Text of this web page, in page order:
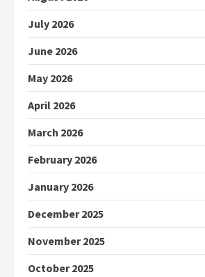
July 2026
June 2026
May 2026
April 2026
March 2026
February 2026
January 2026
December 2025
November 2025
October 2025